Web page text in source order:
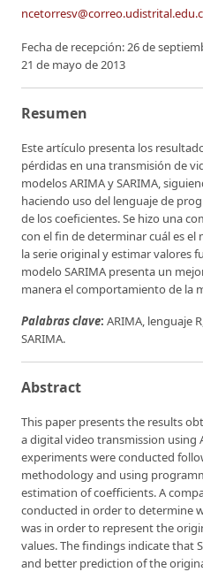
Fecha de recepción: 26 de
21 de mayo de 2013
Resumen
Este artículo presenta los
pérdidas en una transmisión de
modelos ARIMA y SARIMA,
haciendo uso del lenguaje de
de los coeficientes. Se hizo una
con el fin de determinar cuál es
la serie original y estimar valores
modelo SARIMA presenta un
manera el comportamiento de la
Palabras clave: ARIMA, lenguaje
SARIMA.
Abstract
This paper presents the results
a digital video transmission using
experiments were conducted
methodology and using
estimation of coefficients. A
conducted in order to determine
was in order to represent the
values. The findings indicate that
and better prediction of the